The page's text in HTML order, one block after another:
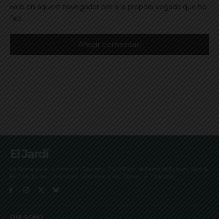
web en aquest navegador per a la propera vegada que ho
faci.
El Jardí
La Bonanova, Monterols, Galvany, Turó Parc, el Farró, el Putxet, Sarrià,
les Tres Torres, Pedralbes, Vallvidrera, les Planes i el Tibidabo
QUI SOM?